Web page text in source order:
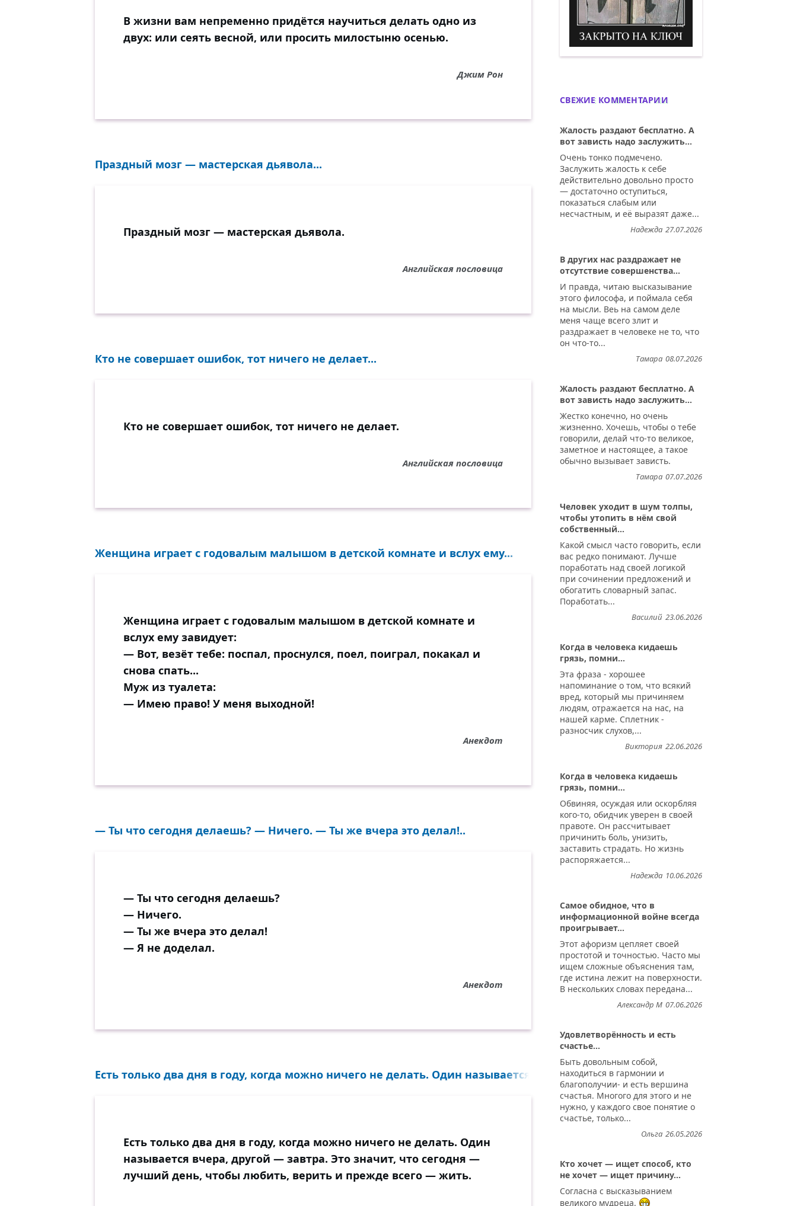
В жизни вам непременно придётся научиться делать одно из
двух: или сеять весной, или просить милостыню осенью.
Джим Рон
Праздный мозг — мастерская дьявола...
Праздный мозг — мастерская дьявола.
Английская пословица
Кто не совершает ошибок, тот ничего не делает...
Кто не совершает ошибок, тот ничего не делает.
Английская пословица
Женщина играет с годовалым малышом в детской комнате и вслух ему...
Женщина играет с годовалым малышом в детской комнате и
вслух ему завидует:
— Вот, везёт тебе: поспал, проснулся, поел, поиграл, покакал и
снова спать...
Муж из туалета:
— Имею право! У меня выходной!
Анекдот
— Ты что сегодня делаешь? — Ничего. — Ты же вчера это делал!..
— Ты что сегодня делаешь?
— Ничего.
— Ты же вчера это делал!
— Я не доделал.
Анекдот
Есть только два дня в году, когда можно ничего не делать. Один называется...
Есть только два дня в году, когда можно ничего не делать. Один
называется вчера, другой — завтра. Это значит, что сегодня —
лучший день, чтобы любить, верить и прежде всего — жить.
Закрыто на ключ. Демотиватор
СВЕЖИЕ КОММЕНТАРИИ
Жалость раздают бесплатно. А
вот зависть надо заслужить...
Очень тонко подмечено.
Заслужить жалость к себе
действительно довольно просто
— достаточно оступиться,
показаться слабым или
несчастным, и её выразят даже...
27.07.2026
Надежда
В других нас раздражает не
отсутствие совершенства...
И правда, читаю высказывание
этого философа, и поймала себя
на мысли. Веь на самом деле
меня чаще всего злит и
раздражает в человеке не то, что
он что-то...
08.07.2026
Тамара
Жалость раздают бесплатно. А
вот зависть надо заслужить...
Жестко конечно, но очень
жизненно. Хочешь, чтобы о тебе
говорили, делай что-то великое,
заметное и настоящее, а такое
обычно вызывает зависть.
07.07.2026
Тамара
Человек уходит в шум толпы,
чтобы утопить в нём свой
собственный...
Какой смысл часто говорить, если
вас редко понимают. Лучше
поработать над своей логикой
при сочинении предложений и
обогатить словарный запас.
Поработать...
23.06.2026
Василий
Когда в человека кидаешь
грязь, помни...
Эта фраза - хорошее
напоминание о том, что всякий
вред, который мы причиняем
людям, отражается на нас, на
нашей карме. Сплетник -
разносчик слухов,...
22.06.2026
Виктория
Когда в человека кидаешь
грязь, помни...
Обвиняя, осуждая или оскорбляя
кого-то, обидчик уверен в своей
правоте. Он рассчитывает
причинить боль, унизить,
заставить страдать. Но жизнь
распоряжается...
10.06.2026
Надежда
Самое обидное, что в
информационной войне всегда
проигрывает...
Этот афоризм цепляет своей
простотой и точностью. Часто мы
ищем сложные объяснения там,
где истина лежит на поверхности.
В нескольких словах передана...
07.06.2026
Александр М
Удовлетворённость и есть
счастье...
Быть довольным собой,
находиться в гармонии и
благополучии- и есть вершина
счастья. Многого для этого и не
нужно, у каждого свое понятие о
счастье, только...
26.05.2026
Ольга
Кто хочет — ищет способ, кто
не хочет — ищет причину...
Согласна с высказыванием
великого мудреца.